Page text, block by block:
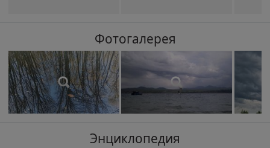
Фотогалерея
Энциклопедия